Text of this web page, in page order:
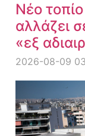
Νέο
αλλάζει
«εξ
2026-08-09